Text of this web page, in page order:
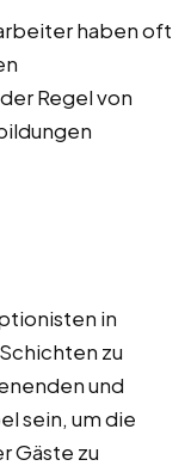
haben oft
Regel von
in
zu
und
sein, um die
Gäste zu